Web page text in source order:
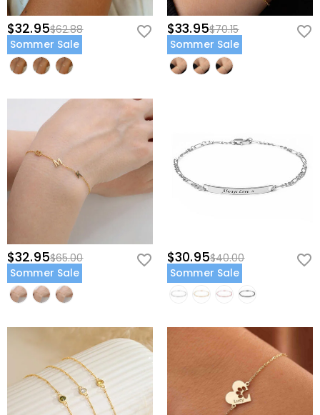
Rückgaberecht an.
$32.95$62.88
Sommer Sale
$33.95$70.15
Sommer Sale
$32.95$65.00
Sommer Sale
$30.95$40.00
Sommer Sale